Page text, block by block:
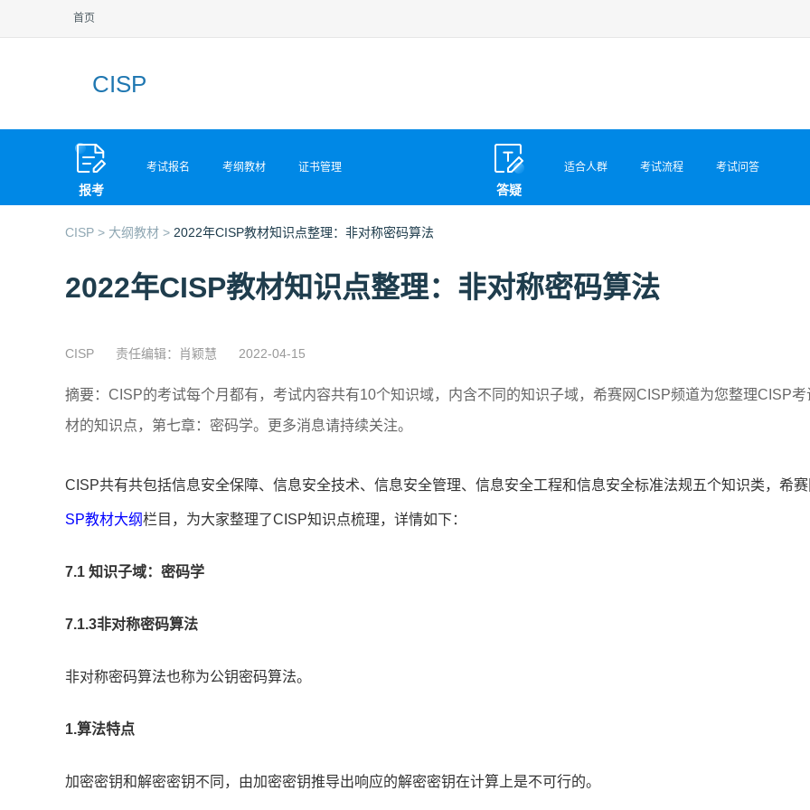
首页
CISP
报考
考试报名 考纲教材 证书管理
答疑
适合人群 考试流程 考试问答
CISP > 大纲教材 > 2022年CISP教材知识点整理：非对称密码算法
2022年CISP教材知识点整理：非对称密码算法
CISP 责任编辑：肖颖慧 2022-04-15
摘要：CISP的考试每个月都有，考试内容共有10个知识域，内含不同的知识子域，希赛网CISP频道为您整理CISP考
材的知识点，第七章：密码学。更多消息请持续关注。
CISP共有共包括信息安全保障、信息安全技术、信息安全管理、信息安全工程和信息安全标准法规五个知识类，希
SP教材大纲栏目，为大家整理了CISP知识点梳理，详情如下：
7.1 知识子域：密码学
7.1.3非对称密码算法
非对称密码算法也称为公钥密码算法。
1.算法特点
加密密钥和解密密钥不同，由加密密钥推导出响应的解密密钥在计算上是不可行的。